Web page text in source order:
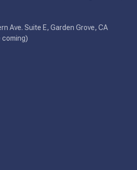
Ave. Suite E, Garden Grove, CA
coming)